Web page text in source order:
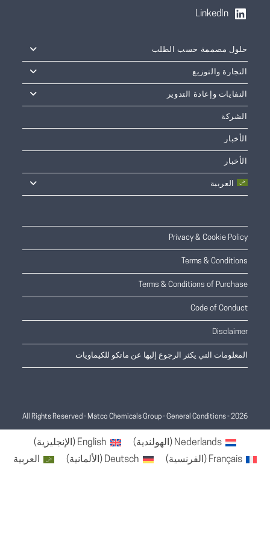
LinkedIn
حلول مصممة حسب الطلب
التجارة والتوزيع
النفايات وإعادة التدوير
الشركة
الأخبار
الأخبار
العربية
Privacy & Cookie Policy
Terms & Conditions
Terms & Conditions of Purchase
Code of Conduct
Disclaimer
المعلومات التي يكثر الرجوع إليها عن ماتكو للكيماويات
2026 - All Rights Reserved - Matco Chemicals Group -
General Conditions
Nederlands
(الهولندية)
English
(الإنجليزية)
Français
(الفرنسية)
Deutsch
(الألمانية) العربية